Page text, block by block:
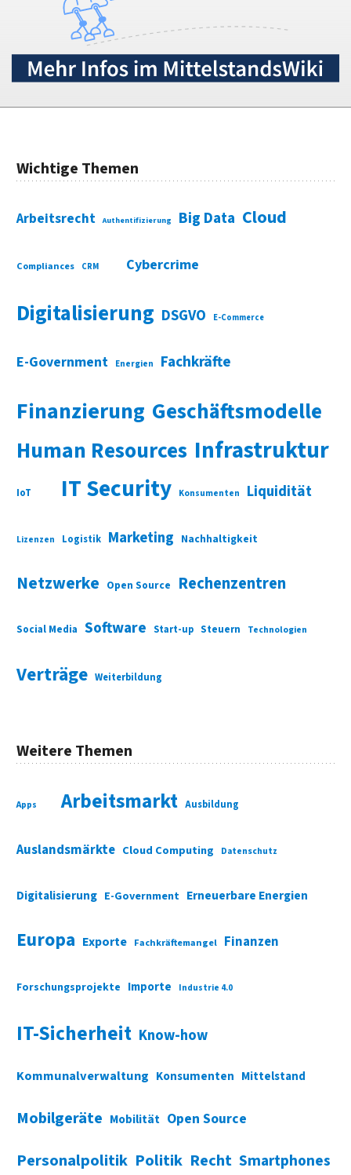
Wichtige Themen
Arbeitsrecht Authentifizierung Big Data Cloud
Compliances CRM Cybercrime
Digitalisierung DSGVO E-Commerce
E-Government Energien Fachkräfte
Finanzierung Geschäftsmodelle
Human Resources Infrastruktur
IoT IT Security Konsumenten Liquidität
Lizenzen Logistik Marketing Nachhaltigkeit
Netzwerke Open Source Rechenzentren
Social Media Software Start-up Steuern Technologien
Verträge Weiterbildung
Weitere Themen
Apps Arbeitsmarkt Ausbildung
Auslandsmärkte Cloud Computing Datenschutz
Digitalisierung E-Government Erneuerbare Energien
Europa Exporte Fachkräftemangel Finanzen
Forschungsprojekte Importe Industrie 4.0
IT-Sicherheit Know-how
Kommunalverwaltung Konsumenten Mittelstand
Mobilgeräte Mobilität Open Source
Personalpolitik Politik Recht Smartphones